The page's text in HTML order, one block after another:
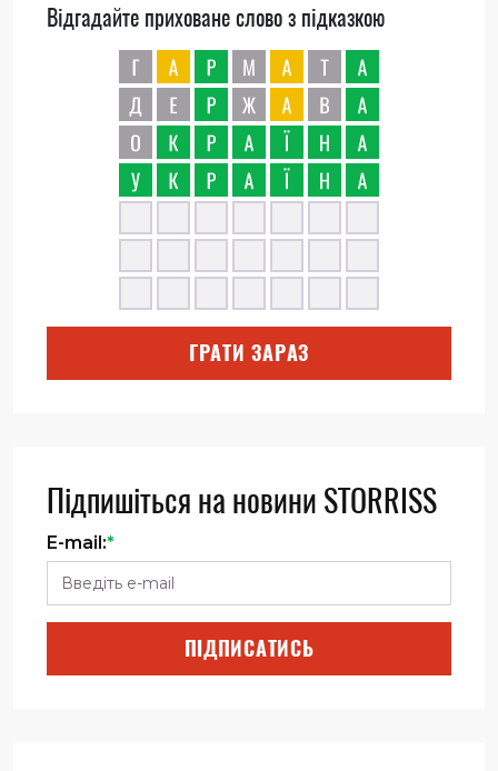
Відгадайте приховане слово з підказкою
ГРАТИ ЗАРАЗ
Підпишіться на новини STORRISS
E-mail:*
ПІДПИСАТИСЬ